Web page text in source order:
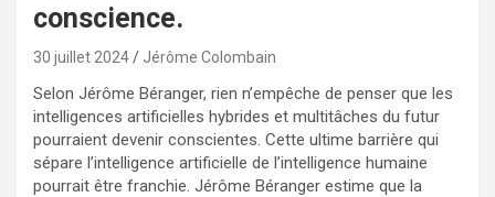
conscience.
30 juillet 2024 Jérôme Colombain
Selon Jérôme Béranger, rien n’empêche de penser que les
intelligences artificielles hybrides et multitâches du futur
pourraient devenir conscientes. Cette ultime barrière qui
sépare l’intelligence artificielle de l’intelligence humaine
pourrait être franchie. Jérôme Béranger estime que la